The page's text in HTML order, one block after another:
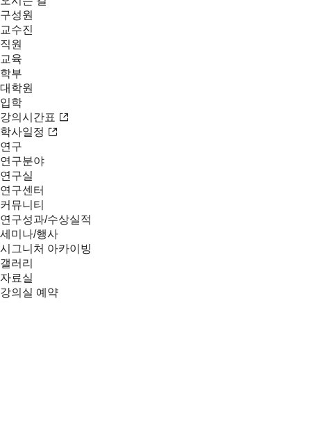
구성원
교수진
직원
교육
학부
대학원
입학
강의시간표
학사일정
연구
연구분야
연구실
연구센터
커뮤니티
연구성과/수상실적
세미나/행사
시그니처 아카이빙
갤러리
자료실
강의실 예약